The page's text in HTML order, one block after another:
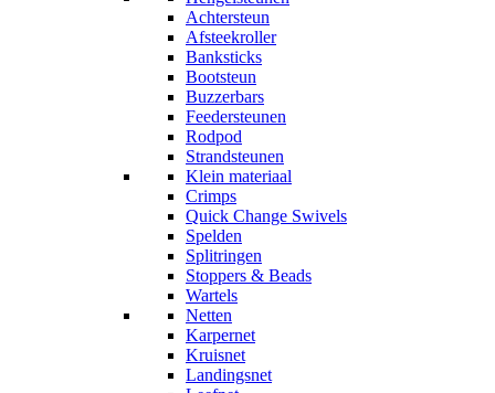
Achtersteun
Afsteekroller
Banksticks
Bootsteun
Buzzerbars
Feedersteunen
Rodpod
Strandsteunen
Klein materiaal
Crimps
Quick Change Swivels
Spelden
Splitringen
Stoppers & Beads
Wartels
Netten
Karpernet
Kruisnet
Landingsnet